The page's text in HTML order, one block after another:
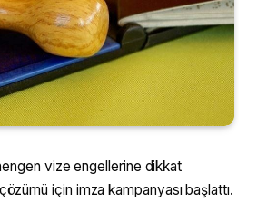
vize engellerine dikkat
için imza kampanyası başlattı.